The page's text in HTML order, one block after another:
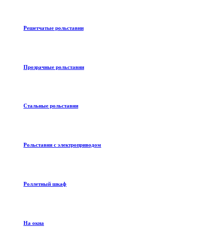
Решетчатые рольставни
Прозрачные рольставни
Стальные рольставни
Рольставни с электроприводом
Роллетный шкаф
На окна